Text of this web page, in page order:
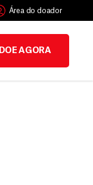
Área do doador
DOE AGORA